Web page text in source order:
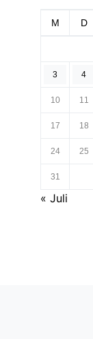
M D
3 4
10 11
17 18
24 25
31
« Juli